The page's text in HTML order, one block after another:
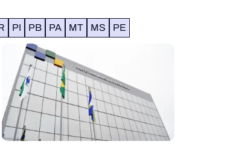
PI PB PA MT MS PE